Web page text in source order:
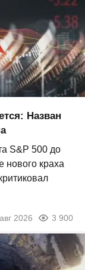
Назван
S&P 500 до
нового краха
2026 3 900